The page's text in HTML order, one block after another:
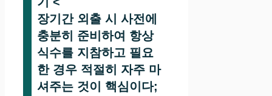
장기간 외출 시 사전에
충분히 준비하여 항상
식수를 지참하고 필요
한 경우 적절히 자주 마
셔주는 것이 핵심이다;